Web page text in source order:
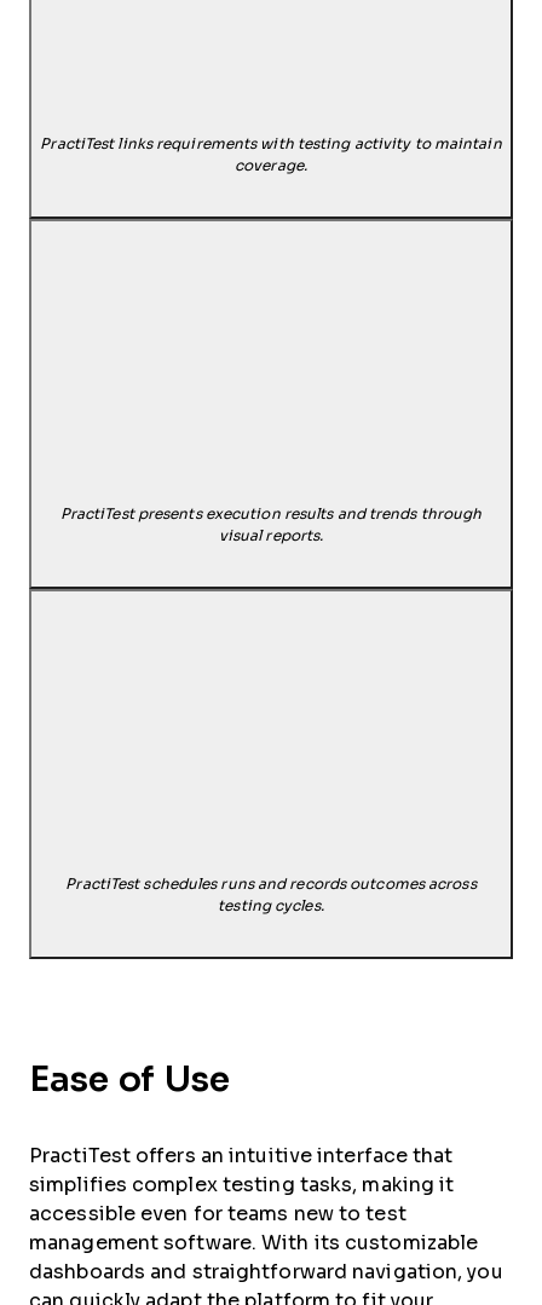
PractiTest links requirements with testing activity to maintain
coverage.
PractiTest presents execution results and trends through
visual reports.
PractiTest schedules runs and records outcomes across
testing cycles.
Ease of Use
PractiTest offers an intuitive interface that
simplifies complex testing tasks, making it
accessible even for teams new to test
management software. With its customizable
dashboards and straightforward navigation, you
can quickly adapt the platform to fit your